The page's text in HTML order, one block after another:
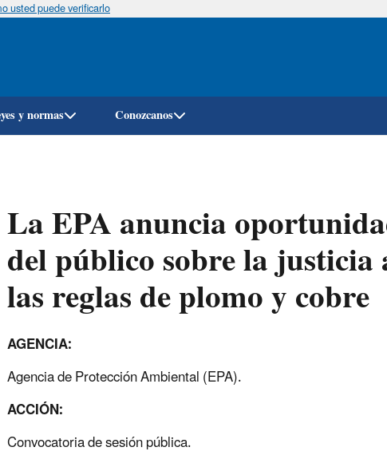
Pasar
usted puede verificarlo
y normas Conozcanos
La EPA anuncia
del público sobre la
las reglas de plomo y cobre
AGENCIA:
Agencia de Protección Ambiental (EPA).
ACCIÓN:
Convocatoria de sesión pública.